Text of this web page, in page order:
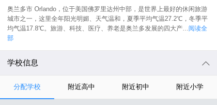
奥兰多市 Orlando，位于美国佛罗里达州中部，是世界上最好的休闲旅游
城市之一，这里全年阳光明媚、天气温和，夏季平均气温27.2℃，冬季平
均气温17.8℃。旅游、科技、医疗、养老是奥兰多发展的四大产...阅读全
部
学校信息
分配学校 附近高中 附近初中 附近小学